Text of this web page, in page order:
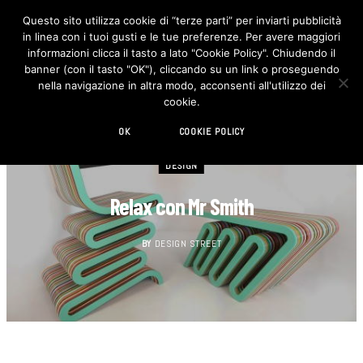
F
c
e
b
o
I
n
s
t
DESIGN
Relax con Mr Smith
BY DESIGN STREET
Questo sito utilizza cookie di “terze parti” per inviarti pubblicità
in linea con i tuoi gusti e le tue preferenze. Per avere maggiori
informazioni clicca il tasto a lato "Cookie Policy". Chiudendo il
banner (con il tasto "OK"), cliccando su un link o proseguendo
nella navigazione in altra modo, acconsenti all'utilizzo dei
cookie.
OK COOKIE POLICY